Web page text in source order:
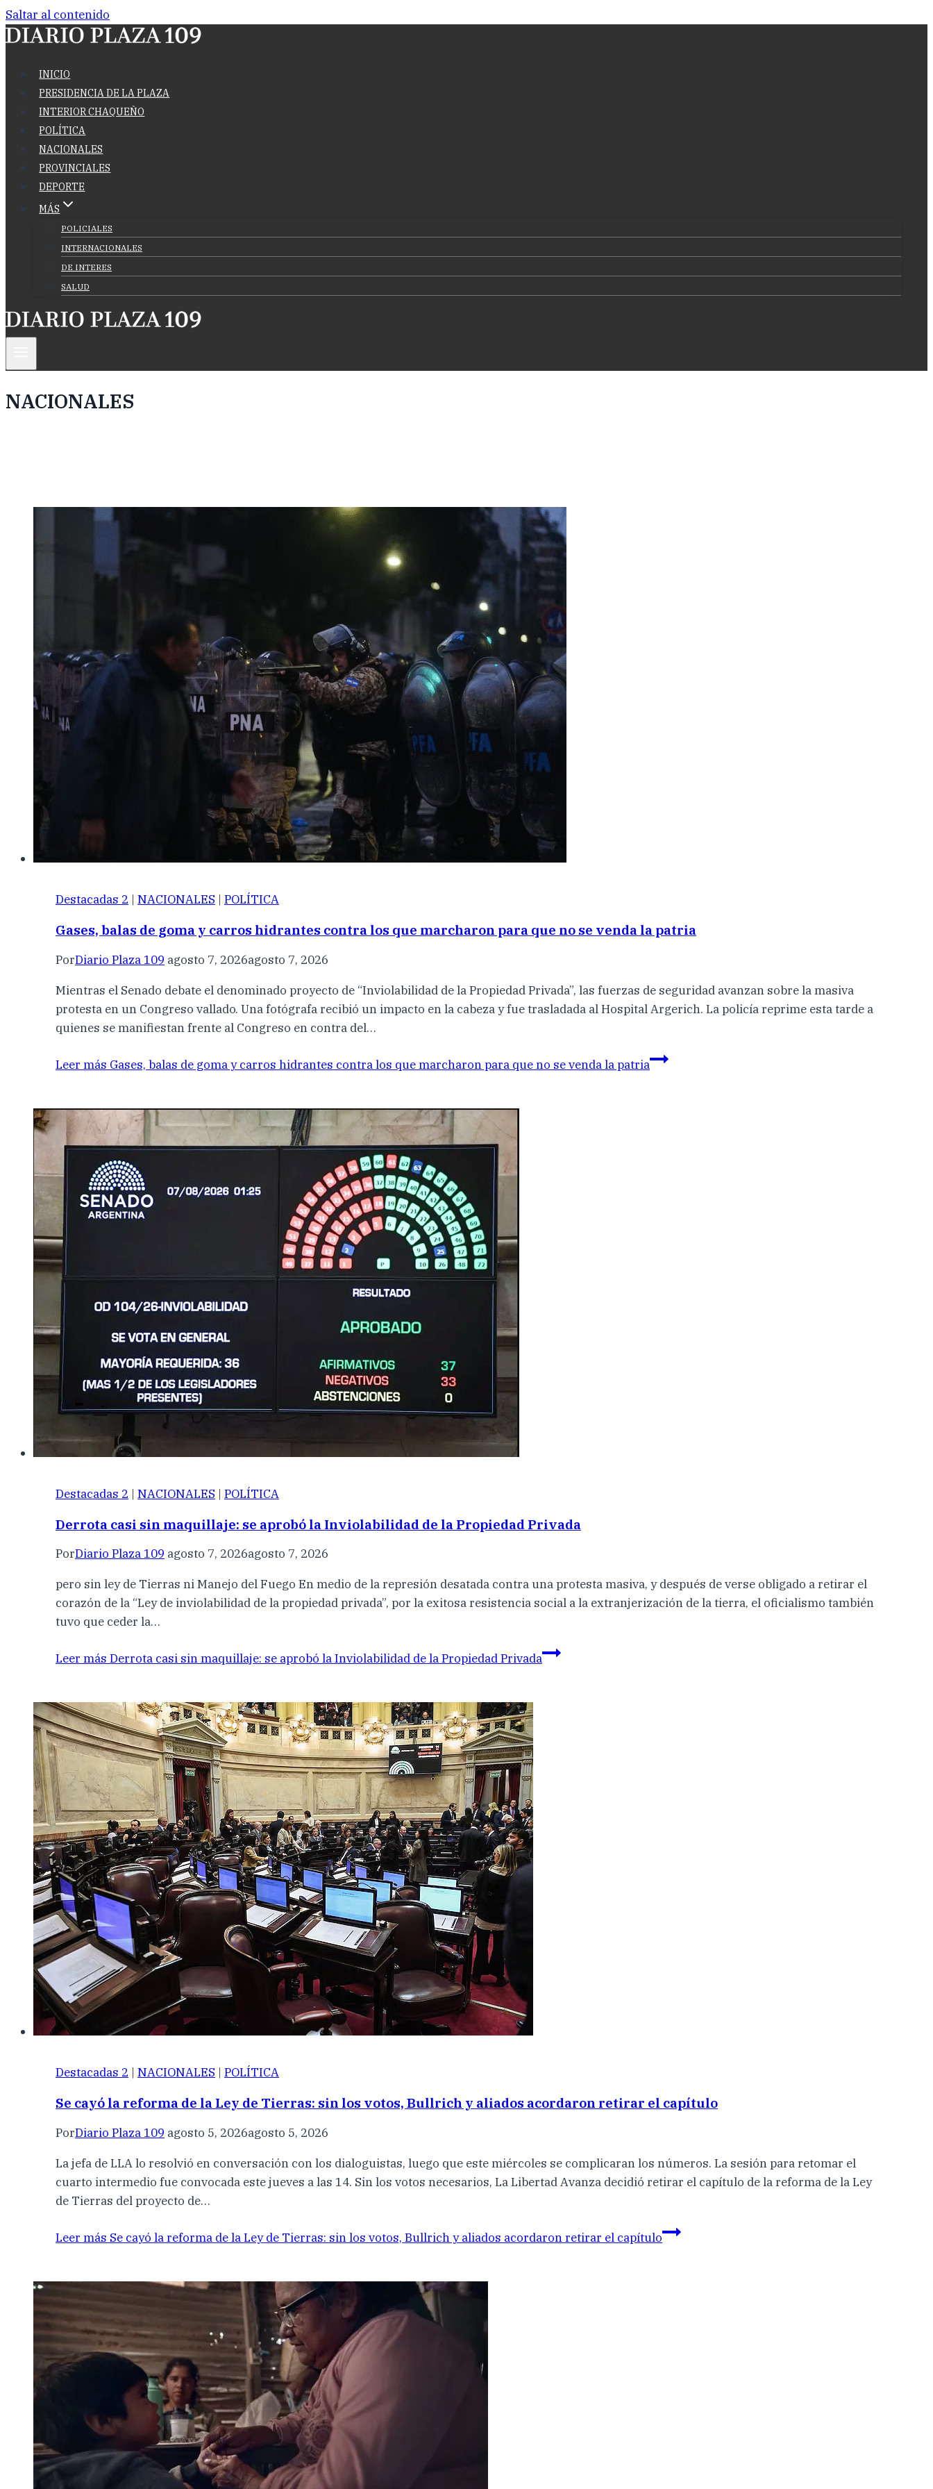
Saltar al contenido
INICIO
PRESIDENCIA DE LA PLAZA
INTERIOR CHAQUEÑO
POLÍTICA
NACIONALES
PROVINCIALES
DEPORTE
MÁS
POLICIALES
INTERNACIONALES
DE INTERES
SALUD
NACIONALES
Destacadas 2 | NACIONALES | POLÍTICA
Gases, balas de goma y carros hidrantes contra los que marcharon para que no se venda la patria
PorDiario Plaza 109 agosto 7, 2026agosto 7, 2026
Mientras el Senado debate el denominado proyecto de “Inviolabilidad de la Propiedad Privada”, las fuerzas de seguridad avanzan sobre la masiva
protesta en un Congreso vallado. Una fotógrafa recibió un impacto en la cabeza y fue trasladada al Hospital Argerich. La policía reprime esta tarde a
quienes se manifiestan frente al Congreso en contra del…
Leer más Gases, balas de goma y carros hidrantes contra los que marcharon para que no se venda la patria
Destacadas 2 | NACIONALES | POLÍTICA
Derrota casi sin maquillaje: se aprobó la Inviolabilidad de la Propiedad Privada
PorDiario Plaza 109 agosto 7, 2026agosto 7, 2026
pero sin ley de Tierras ni Manejo del Fuego En medio de la represión desatada contra una protesta masiva, y después de verse obligado a retirar el
corazón de la “Ley de inviolabilidad de la propiedad privada”, por la exitosa resistencia social a la extranjerización de la tierra, el oficialismo también
tuvo que ceder la…
Leer más Derrota casi sin maquillaje: se aprobó la Inviolabilidad de la Propiedad Privada
Destacadas 2 | NACIONALES | POLÍTICA
Se cayó la reforma de la Ley de Tierras: sin los votos, Bullrich y aliados acordaron retirar el capítulo
PorDiario Plaza 109 agosto 5, 2026agosto 5, 2026
La jefa de LLA lo resolvió en conversación con los dialoguistas, luego que este miércoles se complicaran los números. La sesión para retomar el
cuarto intermedio fue convocada este jueves a las 14. Sin los votos necesarios, La Libertad Avanza decidió retirar el capítulo de la reforma de la Ley
de Tierras del proyecto de…
Leer más Se cayó la reforma de la Ley de Tierras: sin los votos, Bullrich y aliados acordaron retirar el capítulo